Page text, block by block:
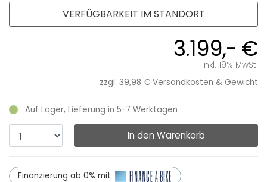
3.199,- €
inkl. 19% MwSt.
zzgl. 39,98 € Versandkosten & Gewicht
Auf Lager, Lieferung in 5-7 Werktagen
In den Warenkorb
VERFÜGBARKEIT IM STANDORT
Finanzierung ab 0% mit